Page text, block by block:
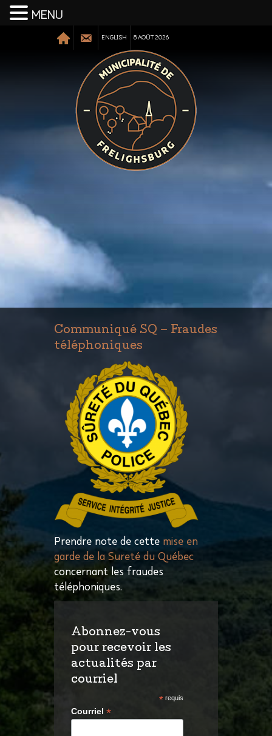
ENGLISH 8 AOÛT 2026
Communiqué SQ – Fraudes
téléphoniques
Prendre note de cette mise en
garde de la Sureté du Québec
concernant les fraudes
téléphoniques.
Abonnez-vous
pour recevoir les
actualités par
courriel
*requis
Courriel *
MENU